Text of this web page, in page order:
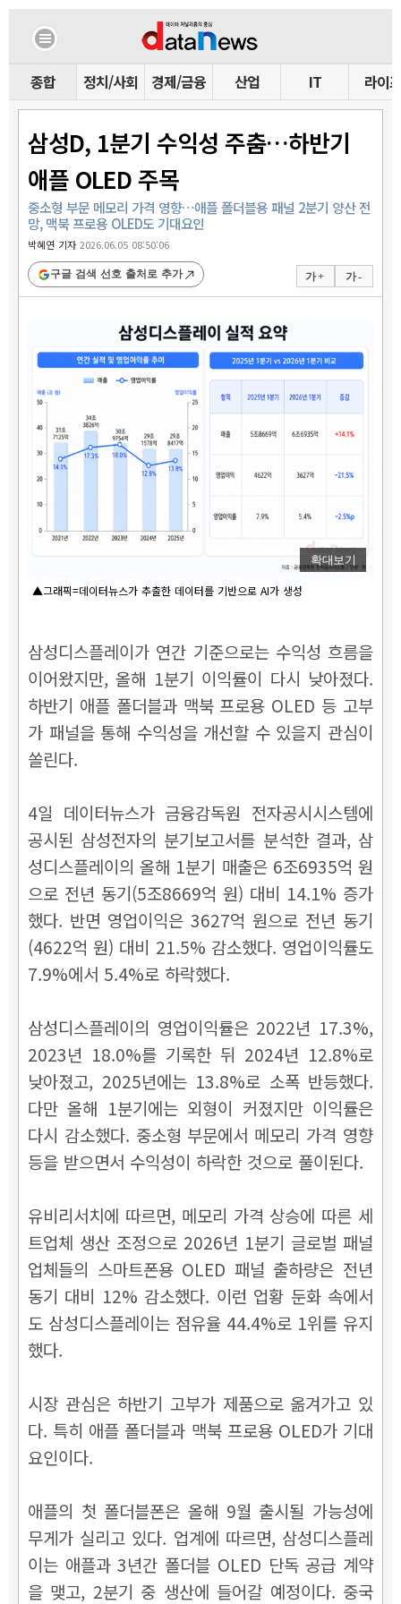
종합 정치/사회 경제/금융 산업 IT 라이프
삼성D, 1분기 수익성 주춤…하반기
애플 OLED 주목
중소형 부문 메모리 가격 영향…애플 폴더블용 패널 2분기 양산 전
망, 맥북 프로용 OLED도 기대요인
박혜연 기자2026.06.05 08:50:06
가 + 가 -
구글 검색 선호 출처로 추가
확대보기
▲그래픽=데이터뉴스가 추출한 데이터를 기반으로 AI가 생성
삼성디스플레이가 연간 기준으로는 수익성 흐름을
이어왔지만, 올해 1분기 이익률이 다시 낮아졌다.
하반기 애플 폴더블과 맥북 프로용 OLED 등 고부
가 패널을 통해 수익성을 개선할 수 있을지 관심이
쏠린다.
4일 데이터뉴스가 금융감독원 전자공시시스템에
공시된 삼성전자의 분기보고서를 분석한 결과, 삼
성디스플레이의 올해 1분기 매출은 6조6935억 원
으로 전년 동기(5조8669억 원) 대비 14.1% 증가
했다. 반면 영업이익은 3627억 원으로 전년 동기
(4622억 원) 대비 21.5% 감소했다. 영업이익률도
7.9%에서 5.4%로 하락했다.
삼성디스플레이의 영업이익률은 2022년 17.3%,
2023년 18.0%를 기록한 뒤 2024년 12.8%로
낮아졌고, 2025년에는 13.8%로 소폭 반등했다.
다만 올해 1분기에는 외형이 커졌지만 이익률은
다시 감소했다. 중소형 부문에서 메모리 가격 영향
등을 받으면서 수익성이 하락한 것으로 풀이된다.
유비리서치에 따르면, 메모리 가격 상승에 따른 세
트업체 생산 조정으로 2026년 1분기 글로벌 패널
업체들의 스마트폰용 OLED 패널 출하량은 전년
동기 대비 12% 감소했다. 이런 업황 둔화 속에서
도 삼성디스플레이는 점유율 44.4%로 1위를 유지
했다.
시장 관심은 하반기 고부가 제품으로 옮겨가고 있
다. 특히 애플 폴더블과 맥북 프로용 OLED가 기대
요인이다.
애플의 첫 폴더블폰은 올해 9월 출시될 가능성에
무게가 실리고 있다. 업계에 따르면, 삼성디스플레
이는 애플과 3년간 폴더블 OLED 단독 공급 계약
을 맺고, 2분기 중 생산에 들어갈 예정이다. 중국